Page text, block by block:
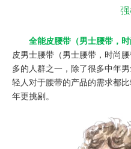
全能皮腰带（男士腰带，时
皮男士腰带（男士腰带，时尚
多的人群之一，除了很多中年
轻人对于腰带的产品的需求都
年更挑剔。